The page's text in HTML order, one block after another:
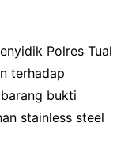
Polres Tual
terhadap
bukti
stainless steel